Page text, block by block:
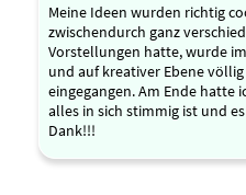
Meine Ideen wurden richtig
zwischendurch ganz
Vorstellungen hatte, wurde
und auf kreativer Ebene
eingegangen. Am Ende hatte
alles in sich stimmig ist und
Dank!!!